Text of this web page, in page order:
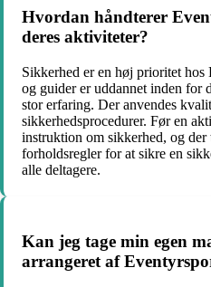
Hvordan håndterer
deres aktiviteter?
Sikkerhed er en høj prioritet
og guider er uddannet inden for
stor erfaring. Der anvendes
sikkerhedsprocedurer. Før en
instruktion om sikkerhed, og der
forholdsregler for at sikre en
alle deltagere.
Kan jeg tage min egen
arrangeret af